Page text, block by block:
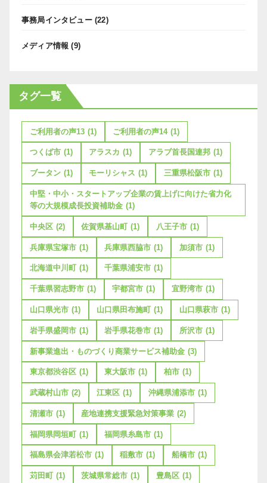
事務局インタビュー(22)
メディア情報 (9)
タグ一覧
ご利用者の声13 (1) ご利用者の声14 (1)
つくば市 (1) アラスカ (1) アラブ首長国連邦 (1)
ブータン (1) モーリシャス (1) 三重県松阪市 (1)
中堅・中小・スタートアップ企業の賃上げに向けた省力化
等の大規模成長投資補助金 (1)
中央区 (2) 佐賀県基山町 (1) 八王子市 (1)
兵庫県宝塚市 (1) 兵庫県西脇市 (1) 加須市 (1)
北海道中川町 (1) 千葉県浦安市 (1)
千葉県習志野市 (1) 宇都宮市 (1) 宜野湾市 (1)
山口県光市 (1) 山口県田布施町 (1) 山口県萩市 (1)
岩手県盛岡市 (1) 岩手県花巻市 (1) 所沢市 (1)
新事業進出・ものづくり商業サービス補助金 (3)
東京都渋谷区 (1) 東大阪市 (1) 柏市 (1)
武蔵村山市 (2) 江東区 (1) 沖縄県浦添市 (1)
清瀬市 (1) 産地連携支援緊急対策事業 (2)
福岡県岡垣町 (1) 福岡県糸島市 (1)
福島県会津若松市 (1) 稲敷市 (1) 船橋市 (1)
苅田町 (1) 茨城県常総市 (1) 豊島区 (1)